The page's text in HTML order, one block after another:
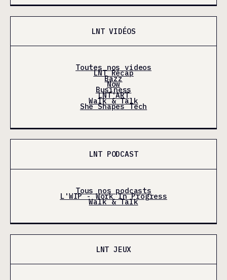
LNT VIDÉOS
Toutes nos videos
LNT Récap
Bazz
Now
Business
LNT'ART
Walk & Talk
She Shapes Tech
LNT PODCAST
Tous nos podcasts
L'WIP - Work In Progress
Walk & Talk
LNT JEUX